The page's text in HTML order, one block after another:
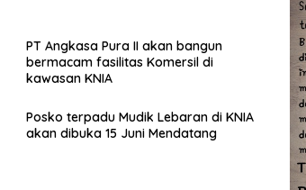
PT Angkasa Pura II akan bangun
bermacam fasilitas Komersil di
kawasan KNIA
Posko terpadu Mudik Lebaran di KNIA
akan dibuka 15 Juni Mendatang